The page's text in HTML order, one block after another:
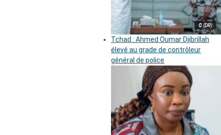
© (DR)
Tchad : Ahmed Oumar Djibrillah
élevé au grade de contrôleur
général de police